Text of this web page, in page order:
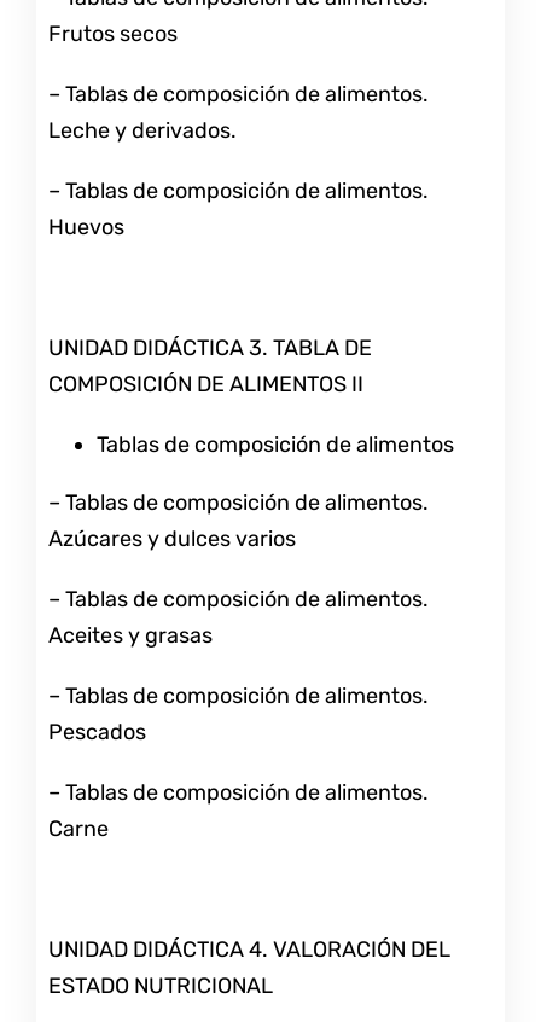
Frutos secos
– Tablas de composición de alimentos.
Leche y derivados.
– Tablas de composición de alimentos.
Huevos
UNIDAD DIDÁCTICA 3. TABLA DE
COMPOSICIÓN DE ALIMENTOS II
Tablas de composición de alimentos
– Tablas de composición de alimentos.
Azúcares y dulces varios
– Tablas de composición de alimentos.
Aceites y grasas
– Tablas de composición de alimentos.
Pescados
– Tablas de composición de alimentos.
Carne
UNIDAD DIDÁCTICA 4. VALORACIÓN DEL
ESTADO NUTRICIONAL